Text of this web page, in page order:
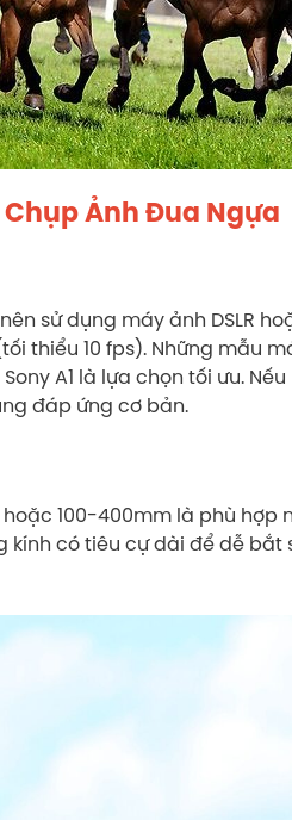
Ảnh Đua Ngựa
sử dụng máy ảnh DSLR
thiểu 10 fps). Những mẫu
Sony A1 là lựa chọn tối ưu.
đáp ứng cơ bản.
100-400mm là phù hợp
kính có tiêu cự dài để dễ